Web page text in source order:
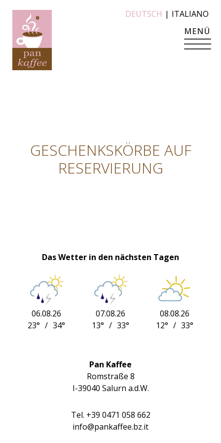
MENÜ
DEUTSCH | ITALIANO
GESCHENKSKÖRBE AUF
RESERVIERUNG
Das Wetter in den nächsten Tagen
06.08.26
23° / 34°
07.08.26
13° / 33°
08.08.26
12° / 33°
Pan Kaffee
Romstraße 8
I-39040 Salurn a.d.W.
Tel. +39 0471 058 662
info@pankaffee.bz.it